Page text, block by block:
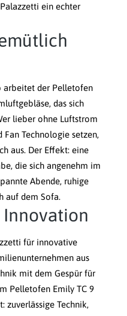
ein echter
arbeitet der Pelletofen
das sich
lieber ohne Luftstrom
Technologie setzen,
aus. Der Effekt: eine
die sich angenehm im
Abende, ruhige
auf dem Sofa.
für innovative
aus
mit dem Gespür für
Pelletofen Emily TC 9
zuverlässige Technik,